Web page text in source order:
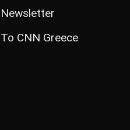
Newsletter
Το CNN Greece